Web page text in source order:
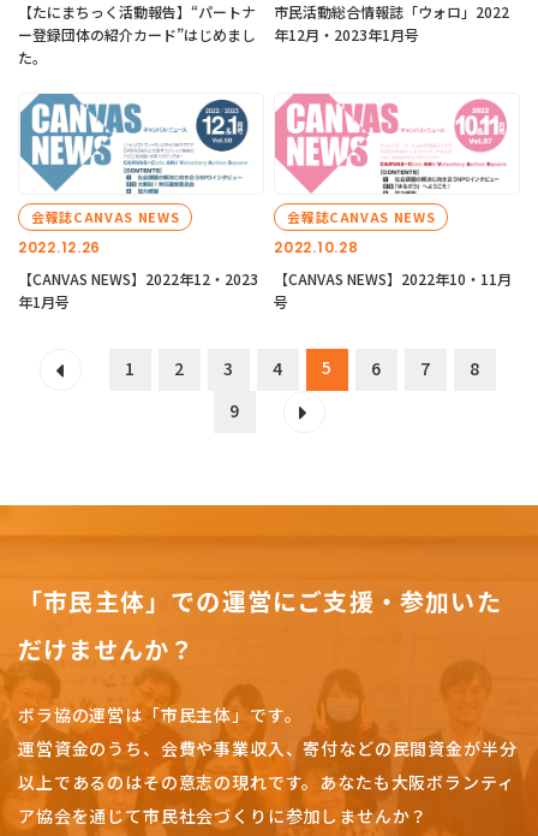
【たにまちっく活動報告】“パートナ
ー登録団体の紹介カード”はじめまし
た。
市民活動総合情報誌「ウォロ」2022
年12月・2023年1月号
2022.12.26
会報誌CANVAS NEWS
【CANVAS NEWS】2022年12・2023
年1月号
2022.10.28
会報誌CANVAS NEWS
【CANVAS NEWS】2022年10・11月
号
1 2 3 4 5 6 7
8
9
「市民主体」での運営にご支援・参加いた
だけませんか？
ボラ協の運営は「市民主体」です。
運営資金のうち、会費や事業収入、寄付などの民間資金が半分
以上であるのはその意志の現れです。 あなたも大阪ボランティ
ア協会を通じて市民社会づくりに参加しませんか？